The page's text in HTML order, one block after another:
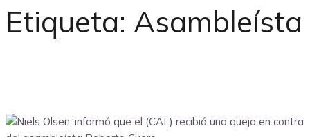
Etiqueta: Asambleísta